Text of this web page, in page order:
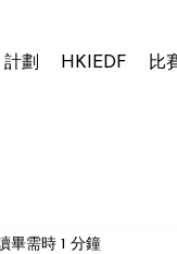
計劃 HKIEDF 比
畢需時 1 分鐘